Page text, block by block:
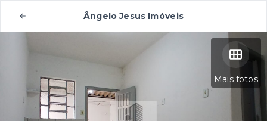
Ângelo Jesus Imóveis
Mais fotos